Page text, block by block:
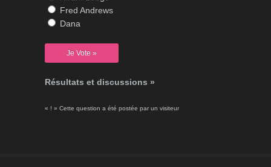
Fred Andrews
Dana
Résultats et discussions »
« ! » Cette question a été postée par un visiteur